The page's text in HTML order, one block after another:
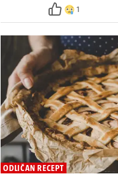
1
ODLIČAN RECEPT